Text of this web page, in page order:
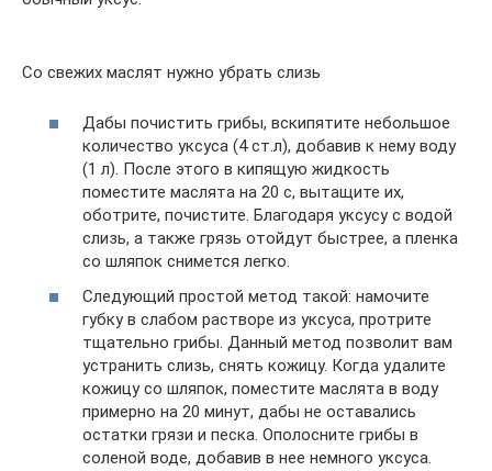
Со свежих маслят нужно убрать слизь
Дабы почистить грибы, вскипятите небольшое
количество уксуса (4 ст.л), добавив к нему воду
(1 л). После этого в кипящую жидкость
поместите маслята на 20 с, вытащите их,
оботрите, почистите. Благодаря уксусу с водой
слизь, а также грязь отойдут быстрее, а пленка
со шляпок снимется легко.
Следующий простой метод такой: намочите
губку в слабом растворе из уксуса, протрите
тщательно грибы. Данный метод позволит вам
устранить слизь, снять кожицу. Когда удалите
кожицу со шляпок, поместите маслята в воду
примерно на 20 минут, дабы не оставались
остатки грязи и песка. Ополосните грибы в
соленой воде, добавив в нее немного уксуса.